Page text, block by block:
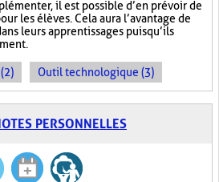
il est possible d’en prévoir de
les élèves. Cela aura l’avantage de
leurs apprentissages puisqu’ils
Outil technologique (3)
PERSONNELLES